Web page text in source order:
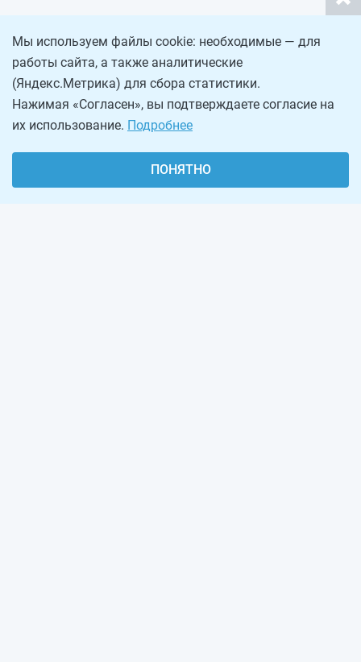
Мы используем файлы cookie: необходимые — для
работы сайта, а также аналитические
(Яндекс.Метрика) для сбора статистики.
Нажимая «Согласен», вы подтверждаете согласие на
их использование. Подробнее
ПОНЯТНО